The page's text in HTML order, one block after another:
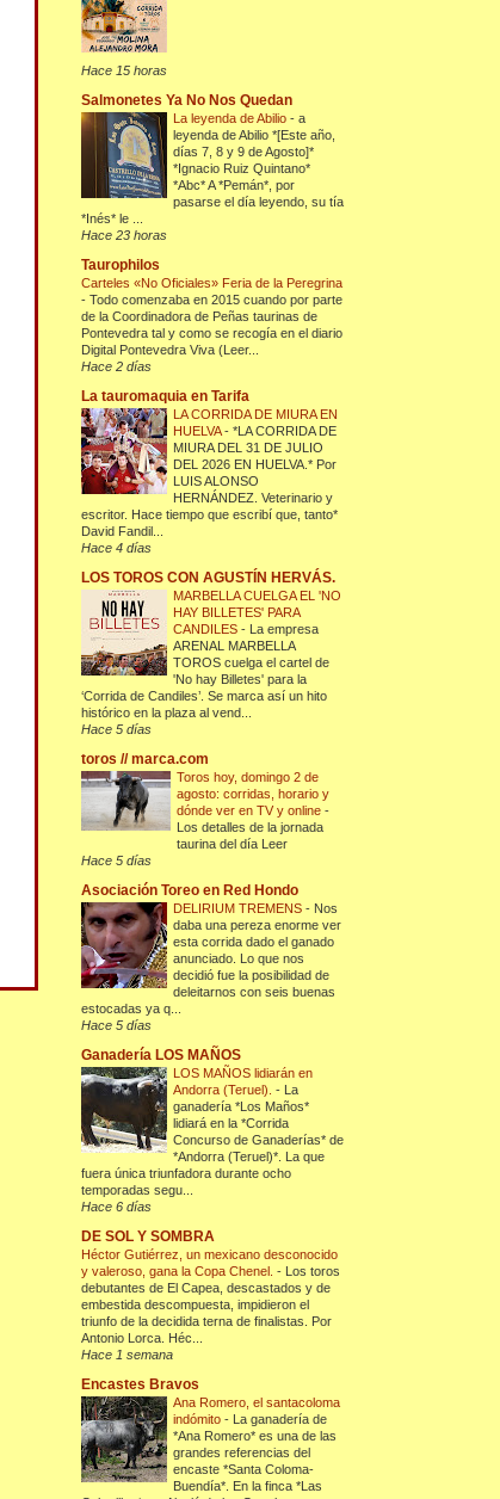
Hace 15 horas
Salmonetes Ya No Nos Quedan
La leyenda de Abilio-a
leyenda de Abilio *[Este año,
días 7, 8 y 9 de Agosto]*
*Ignacio Ruiz Quintano*
*Abc* A *Pemán*, por
pasarse el día leyendo, su tía
*Inés* le ...
Hace 23 horas
Taurophilos
Carteles «No Oficiales» Feria de la Peregrina
-Todo comenzaba en 2015 cuando por parte
de la Coordinadora de Peñas taurinas de
Pontevedra tal y como se recogía en el diario
Digital Pontevedra Viva (Leer...
Hace 2 días
La tauromaquia en Tarifa
LA CORRIDA DE MIURA EN
HUELVA-*LA CORRIDA DE
MIURA DEL 31 DE JULIO
DEL 2026 EN HUELVA.* Por
LUIS ALONSO
HERNÁNDEZ. Veterinario y
escritor. Hace tiempo que escribí que, tanto*
David Fandil...
Hace 4 días
LOS TOROS CON AGUSTÍN HERVÁS.
MARBELLA CUELGA EL 'NO
HAY BILLETES' PARA
CANDILES- La empresa
ARENAL MARBELLA
TOROS cuelga el cartel de
'No hay Billetes' para la
‘Corrida de Candiles’. Se marca así un hito
histórico en la plaza al vend...
Hace 5 días
toros // marca.com
Toros hoy, domingo 2 de
agosto: corridas, horario y
dónde ver en TV y online-
Los detalles de la jornada
taurina del día Leer
Hace 5 días
Asociación Toreo en Red Hondo
DELIRIUM TREMENS- Nos
daba una pereza enorme ver
esta corrida dado el ganado
anunciado. Lo que nos
decidió fue la posibilidad de
deleitarnos con seis buenas
estocadas ya q...
Hace 5 días
Ganadería LOS MAÑOS
LOS MAÑOS lidiarán en
Andorra (Teruel).- La
ganadería *Los Maños*
lidiará en la *Corrida
Concurso de Ganaderías* de
*Andorra (Teruel)*. La que
fuera única triunfadora durante ocho
temporadas segu...
Hace 6 días
DE SOL Y SOMBRA
Héctor Gutiérrez, un mexicano desconocido
y valeroso, gana la Copa Chenel.- Los toros
debutantes de El Capea, descastados y de
embestida descompuesta, impidieron el
triunfo de la decidida terna de finalistas. Por
Antonio Lorca. Héc...
Hace 1 semana
Encastes Bravos
Ana Romero, el santacoloma
indómito- La ganadería de
*Ana Romero* es una de las
grandes referencias del
encaste *Santa Coloma-
Buendía*. En la finca *Las